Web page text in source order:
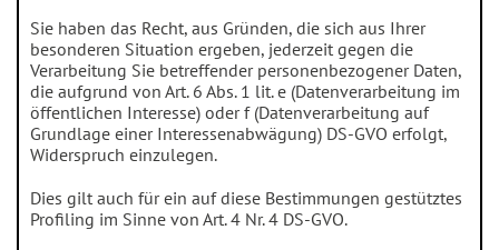
Sie haben das Recht, aus Gründen, die sich aus Ihrer
besonderen Situation ergeben, jederzeit gegen die
Verarbeitung Sie betreffender personenbezogener Daten,
die aufgrund von Art. 6 Abs. 1 lit. e (Datenverarbeitung im
öffentlichen Interesse) oder f (Datenverarbeitung auf
Grundlage einer Interessenabwägung) DS-GVO erfolgt,
Widerspruch einzulegen.
Dies gilt auch für ein auf diese Bestimmungen gestütztes
Profiling im Sinne von Art. 4 Nr. 4 DS-GVO.